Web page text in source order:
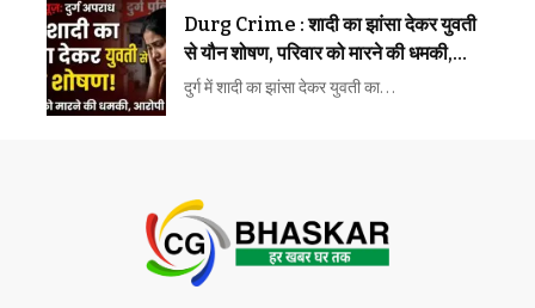
Durg Crime : शादी का झांसा देकर युवती
से यौन शोषण, परिवार को मारने की धमकी,
आरोपी पर FIR
दुर्ग में शादी का झांसा देकर युवती का…